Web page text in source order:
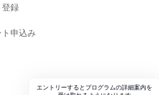
登録
申込み
エントリーするとプログラムの詳細案内を